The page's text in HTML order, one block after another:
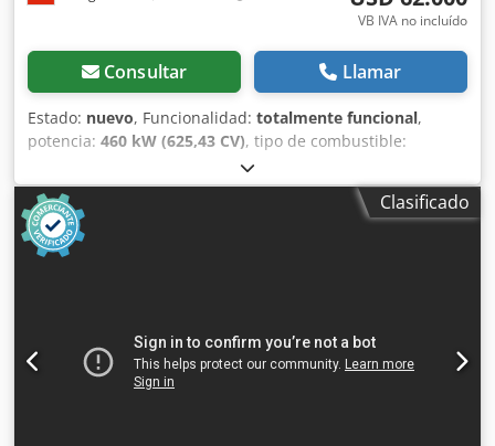
VB IVA no incluído
Consultar Llamar
Estado: nuevo, Funcionalidad: totalmente funcional,
potencia: 460 kW (625,43 CV), tipo de combustible:
, Año de fabricación:2026
Heavy Industrial Equipment Co., Ltd. se ha consolidado
como un fabricante global de primer nivel, ofreciendo
líneas integradas de producción de arena y grava que
transforman minerales brutos en materiales clasificados
producción, mínimo desperdicio y costes operativos
reducidos. 1. Configuración de Equipos Principales El
sistema MINGYUAN sigue una filosofía de reducción en
Clasificado